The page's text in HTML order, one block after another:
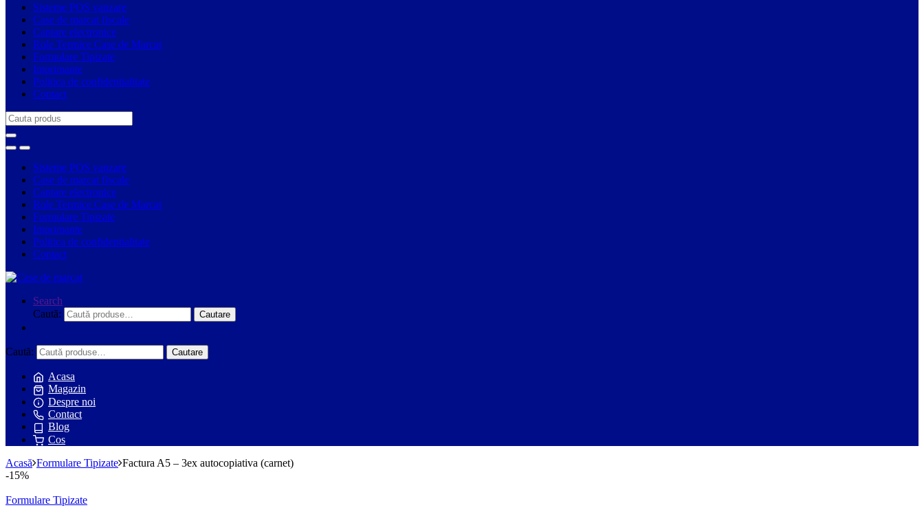
Sisteme POS vanzare
Case de marcat fiscale
Cantare electronice
Role Termice Case de Marcat
Formulare Tipizate
Imprimante
Politica de confidentialitate
Contact
Search
for:
Sisteme POS vanzare
Case de marcat fiscale
Cantare electronice
Role Termice Case de Marcat
Formulare Tipizate
Imprimante
Politica de confidentialitate
Contact
Search
Caută:
Cautare
Caută: Cautare
Acasa
Magazin
Despre noi
Contact
Blog
Cos
Acasă Formulare Tipizate Factura A5 – 3ex autocopiativa (carnet)
-15%
Formulare Tipizate